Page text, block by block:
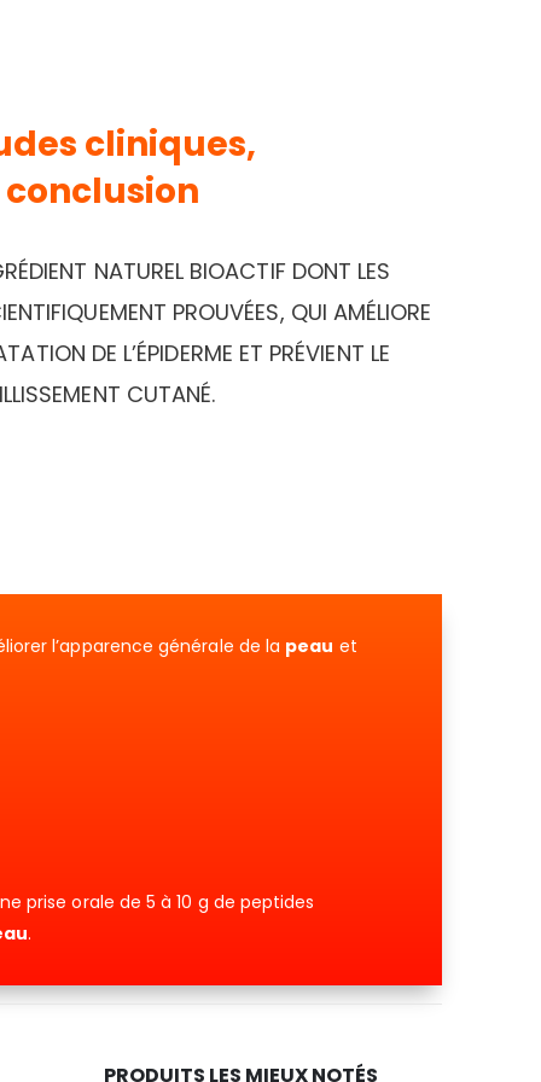
cliniques,
conclusion
NATUREL BIOACTIF DONT LES
PROUVÉES, QUI AMÉLIORE
DE L’ÉPIDERME ET PRÉVIENT LE
CUTANÉ.
l’apparence générale de la peau et
prise orale de 5 à 10 g de peptides
.
PRODUITS LES MIEUX NOTÉS